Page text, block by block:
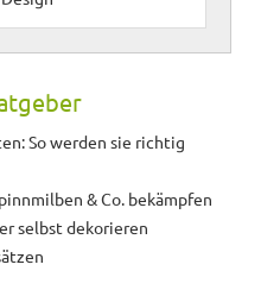
So werden sie richtig
& Co. bekämpfen
selbst dekorieren